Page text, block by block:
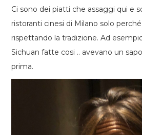
Ci sono dei piatti che assaggi qui e
ristoranti cinesi di Milano solo
rispettando la tradizione. Ad
Sichuan fatte cosi .. avevano un
prima.